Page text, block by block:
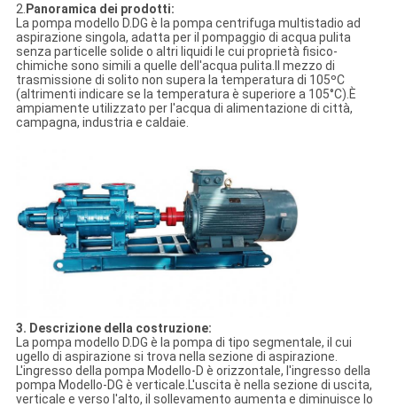
2. Panoramica dei prodotti:
La pompa modello D.DG è la pompa centrifuga multistadio ad
aspirazione singola, adatta per il pompaggio di acqua pulita
senza particelle solide o altri liquidi le cui proprietà fisico-
chimiche sono simili a quelle dell'acqua pulita.Il mezzo di
trasmissione di solito non supera la temperatura di 105ºC
(altrimenti indicare se la temperatura è superiore a 105°C).È
ampiamente utilizzato per l'acqua di alimentazione di città,
campagna, industria e caldaie.
3. Descrizione della costruzione:
La pompa modello D.DG è la pompa di tipo segmentale, il cui
ugello di aspirazione si trova nella sezione di aspirazione.
L'ingresso della pompa Modello-D è orizzontale, l'ingresso della
pompa Modello-DG è verticale.L'uscita è nella sezione di uscita,
verticale e verso l'alto, il sollevamento aumenta e diminuisce lo